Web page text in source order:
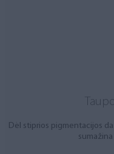
Dėl stiprios pigmentacijos